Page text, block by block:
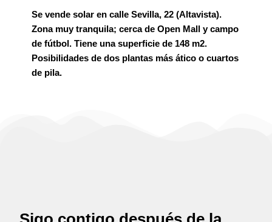
Se vende solar en calle Sevilla, 22 (Altavista).
Zona muy tranquila; cerca de Open Mall y campo
de fútbol. Tiene una superficie de 148 m2.
Posibilidades de dos plantas más ático o cuartos
de pila.